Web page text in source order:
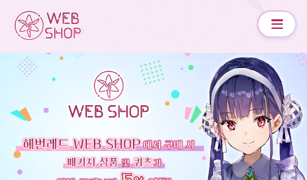
LANGUAGE
계정 정보
시리얼 코드
포인트 교환소